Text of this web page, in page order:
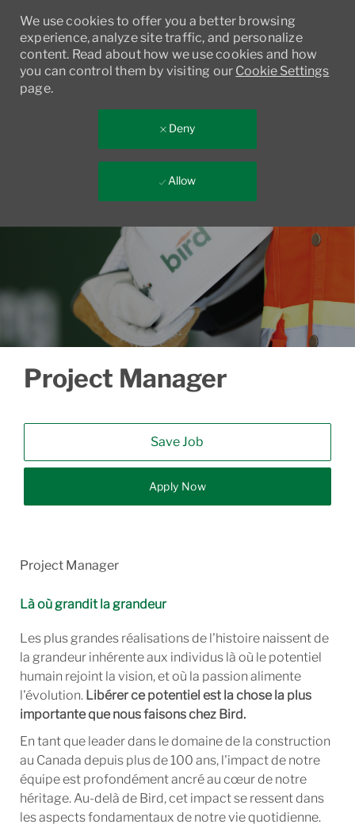
We use cookies to offer you a better browsing
experience, analyze site traffic, and personalize
content. Read about how we use cookies and how
you can control them by visiting our Cookie Settings
page.
Deny
Allow
Skip to main content
Project Manager
Save Job
Apply Now
Project Manager
Là où grandit la grandeur
Les plus grandes réalisations de l'histoire naissent de
la grandeur inhérente aux individus là où le potentiel
humain rejoint la vision, et où la passion alimente
l'évolution.Libérer ce potentiel est la chose la plus
importante que nous faisons chez Bird.
En tant que leader dans le domaine de la construction
au Canada depuis plus de 100 ans, l'impact de notre
équipe est profondément ancré au cœur de notre
héritage. Au-delà de Bird, cet impact se ressent dans
les aspects fondamentaux de notre vie quotidienne.